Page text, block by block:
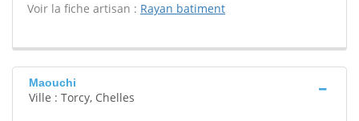
Voir la fiche artisan : Rayan batiment
Maouchi
Ville : Torcy, Chelles